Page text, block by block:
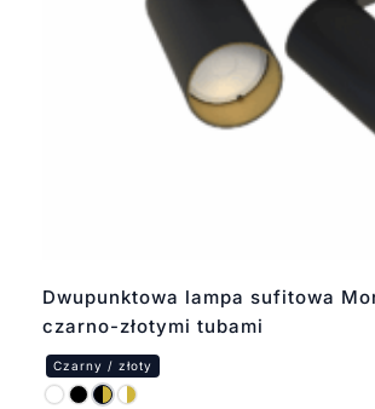
Dwupunktowa lampa sufitowa
czarno-złotymi tubami